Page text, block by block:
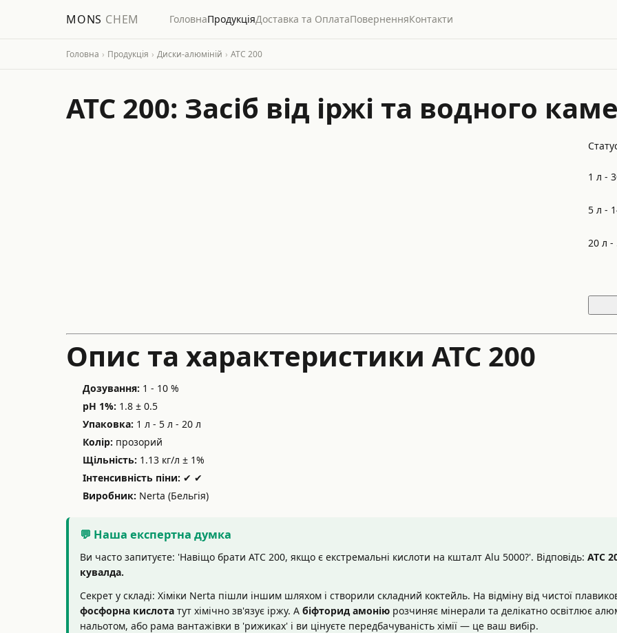
MONS CHEM ГоловнаПродукціяДоставка та ОплатаПоверненняКонтакти
Головна › Продукція › Диски-алюміній › ATC 200
ATC 200: Засіб від іржі та водного
1 л -
5 л -
20 л -
Опис та характеристики ATC 200
Дозування: 1 - 10 %
pH 1%: 1.8 ± 0.5
Упаковка: 1 л - 5 л - 20 л
Колір: прозорий
Щільність: 1.13 кг/л ± 1%
Інтенсивність піни: ✔ ✔
Виробник: Nerta (Бельгія)
💬 Наша експертна думка
Ви часто запитуєте: 'Навіщо брати ATC 200, якщо є екстремальні кислоти на кшталт Alu 5000?'. Відповідь: ATC
кувалда.
Секрет у складі: Хіміки Nerta пішли іншим шляхом і створили складний коктейль. На відміну від чистої
фосфорна кислота тут хімічно зв'язує іржу. А біфторид амонію розчиняє мінерали та делікатно освітлює
нальотом, або рама вантажівки в 'рижиках' і ви цінуєте передбачуваність хімії — це ваш вибір.